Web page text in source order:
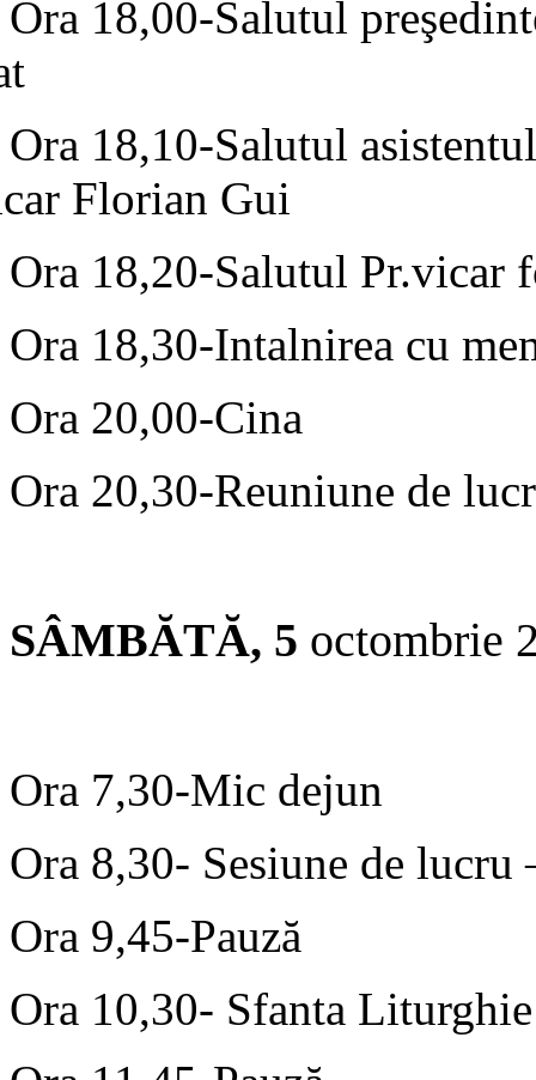
Ora 18,00-Salutul
Ora 18,10-Salutul
Florian Gui
Ora 18,20-Salutul Pr.vicar
Ora 18,30-Intalnirea cu
Ora 20,00-Cina
Ora 20,30-Reuniune de
SÂMBĂTĂ, 5 octombrie
Ora 7,30-Mic dejun
Ora 8,30- Sesiune de lucru
Ora 9,45-Pauză
Ora 10,30- Sfanta Liturghie